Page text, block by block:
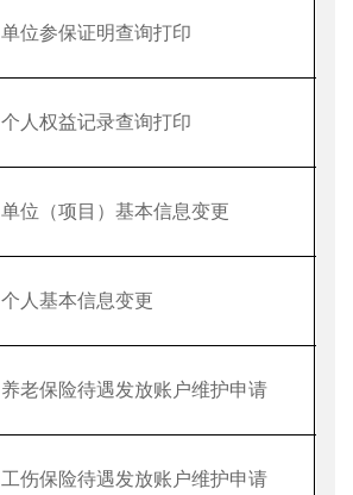
单位参保证明查询打印
个人权益记录查询打印
单位（项目）基本信息变更
个人基本信息变更
养老保险待遇发放账户维护申请
工伤保险待遇发放账户维护申请